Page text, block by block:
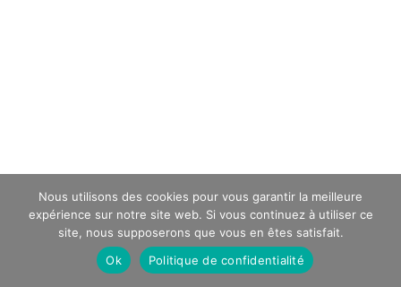
Nous utilisons des cookies pour vous garantir la meilleure
expérience sur notre site web. Si vous continuez à utiliser ce
site, nous supposerons que vous en êtes satisfait.
Ok
Politique de confidentialité